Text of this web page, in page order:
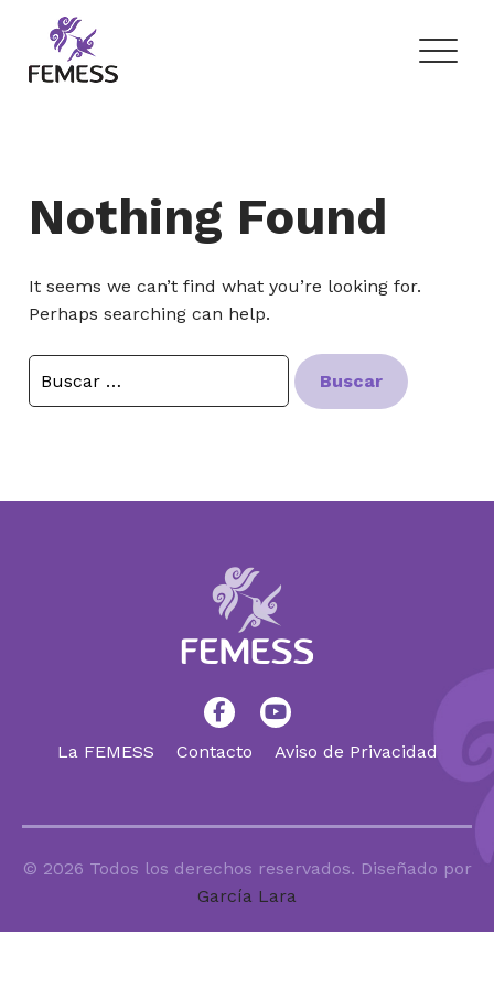
content
Femess
Federación Mexicana de Educación Sexual y Sexología, A.C.
Nothing Found
It seems we can’t find what you’re looking for.
Perhaps searching can help.
La FEMESS Contacto Aviso de Privacidad
© 2026 Todos los derechos reservados. Diseñado por
García Lara